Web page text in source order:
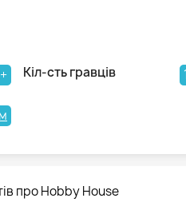
Кіл-сть гравців
про Hobby House